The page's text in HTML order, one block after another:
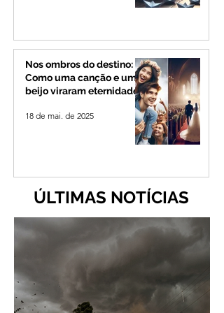
Nos ombros do destino:
Como uma canção e um
beijo viraram eternidade
18 de mai. de 2025
ÚLTIMAS NOTÍCIAS